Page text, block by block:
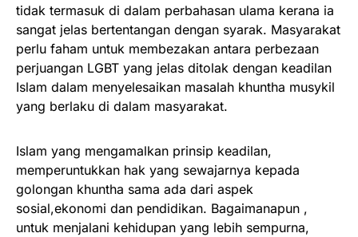
tidak termasuk di dalam perbahasan ulama kerana ia
sangat jelas bertentangan dengan syarak. Masyarakat
perlu faham untuk membezakan antara perbezaan
perjuangan LGBT yang jelas ditolak dengan keadilan
Islam dalam menyelesaikan masalah khuntha musykil
yang berlaku di dalam masyarakat.
Islam yang mengamalkan prinsip keadilan,
memperuntukkan hak yang sewajarnya kepada
golongan khuntha sama ada dari aspek
sosial,ekonomi dan pendidikan. Bagaimanapun ,
untuk menjalani kehidupan yang lebih sempurna,